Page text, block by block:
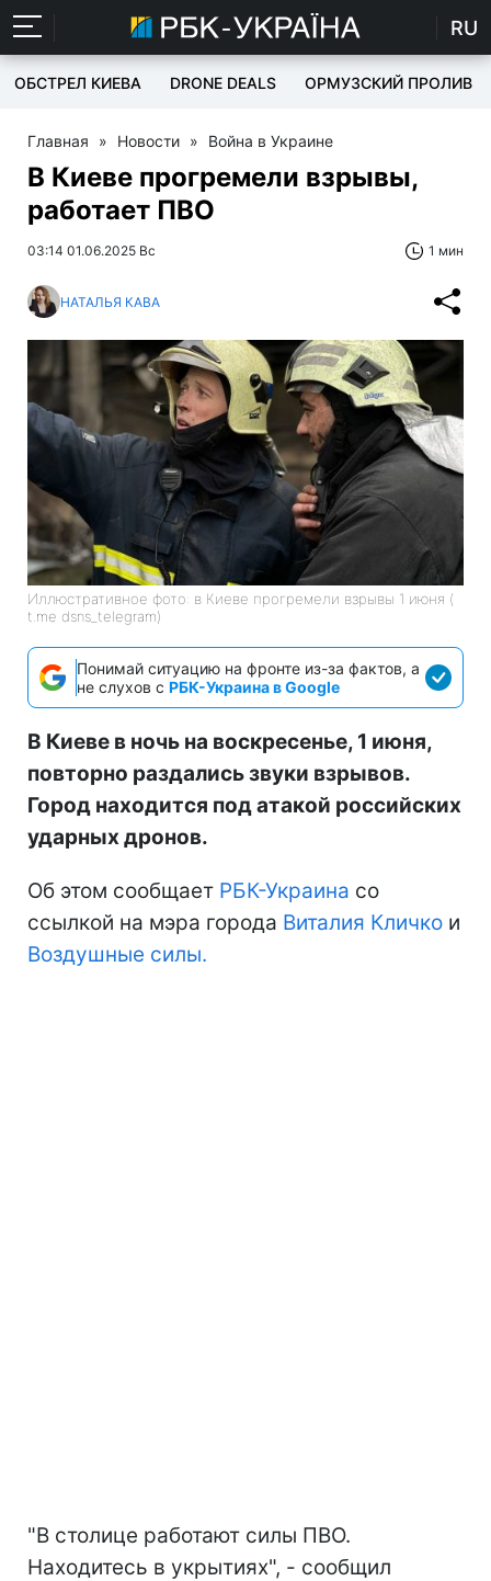
RU
ОБСТРЕЛ КИЕВА DRONE DEALS ОРМУЗСКИЙ ПРОЛИВ
Главная » Новости » Война в Украине
В Киеве прогремели взрывы,
работает ПВО
03:14 01.06.2025 Вс 1 мин
НАТАЛЬЯ КАВА
Иллюстративное фото: в Киеве прогремели взрывы 1 июня (
t.me dsns_telegram)
Понимай ситуацию на фронте из-за фактов, а
не слухов с РБК-Украина в Google
В Киеве в ночь на воскресенье, 1 июня,
повторно раздались звуки взрывов.
Город находится под атакой российских
ударных дронов.
Об этом сообщает РБК-Украина со
ссылкой на мэра города Виталия Кличко и
Воздушные силы.
"В столице работают силы ПВО.
Находитесь в укрытиях", - сообщил